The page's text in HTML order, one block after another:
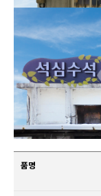
품명